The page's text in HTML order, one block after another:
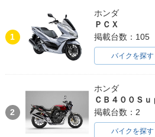
1
ホンダ
ＰＣＸ
掲載台数：105
バイクを探す
2
ホンダ
掲載台数：2
バイクを探す